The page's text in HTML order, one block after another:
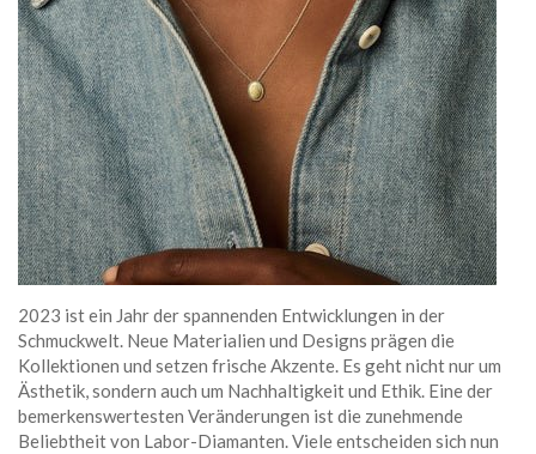
2023 ist ein Jahr der spannenden Entwicklungen in der
Schmuckwelt. Neue Materialien und Designs prägen die
Kollektionen und setzen frische Akzente. Es geht nicht nur um
Ästhetik, sondern auch um Nachhaltigkeit und Ethik. Eine der
bemerkenswertesten Veränderungen ist die zunehmende
Beliebtheit von Labor-Diamanten. Viele entscheiden sich nun